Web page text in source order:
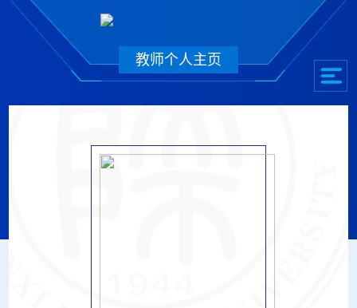
教师个人主页